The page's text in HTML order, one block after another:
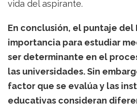
vida del aspirante.
En conclusión, el puntaje del
importancia para estudiar
ser determinante en el
las universidades. Sin
factor que se evalúa y las
educativas consideran